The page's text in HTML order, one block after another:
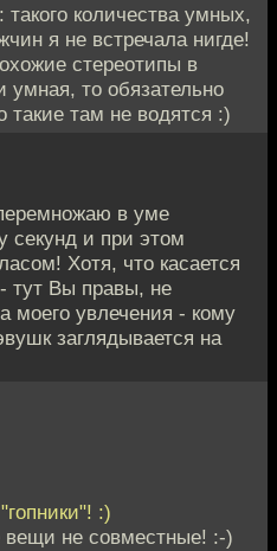
количества умных,
я не встречала нигде!
стереотипы в
то обязательно
такие там не водятся :)
в уме
секунд и при этом
Хотя, что касается
тут Вы правы, не
моего увлечения - кому
заглядывается на
:)
вещи не совместные! :-)